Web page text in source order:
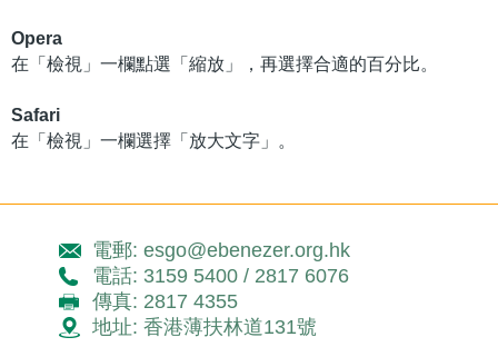
Opera
在「檢視」一欄點選「縮放」，再選擇合適的百分比。
Safari
在「檢視」一欄選擇「放大文字」。
電郵: esgo@ebenezer.org.hk
電話: 3159 5400 / 2817 6076
傳真: 2817 4355
地址: 香港薄扶林道131號